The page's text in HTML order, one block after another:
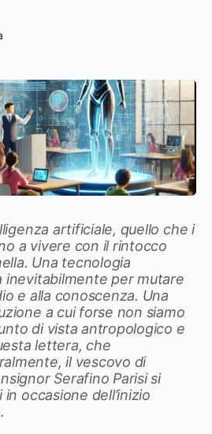
artificiale, quello che i
a vivere con il rintocco
Una tecnologia
inevitabilmente per mutare
e alla conoscenza. Una
a cui forse non siamo
di vista antropologico e
lettera, che
il vescovo di
Serafino Parisi si
occasione dell’inizio